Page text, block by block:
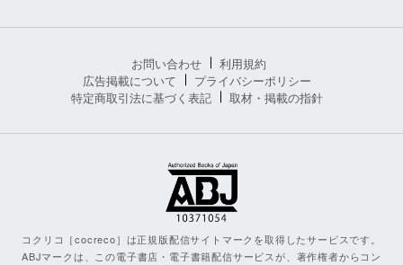
お問い合わせ
利用規約
広告掲載について
プライバシーポリシー
特定商取引法に基づく表記
取材・掲載の指針
コクリコ［cocreco］は正規版配信サイトマークを取得したサービスです。
ABJマークは、この電子書店・電子書籍配信サービスが、著作権者からコン